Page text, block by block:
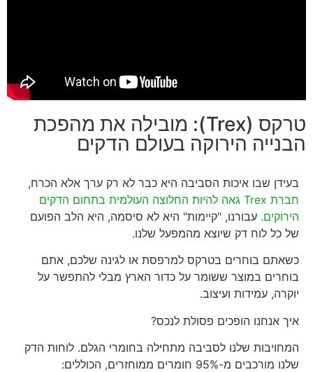
טרקס (Trex): מובילה את מהפכת
הבנייה הירוקה בעולם הדקים
בעידן שבו איכות הסביבה היא כבר לא רק ערך אלא הכרח,
חברת Trex גאה להיות החלוצה העולמית בתחום הדקים
הירוקים. עבורנו, "קיימות" היא לא סיסמה, היא הלב הפועם
של כל לוח דק שיוצא מהמפעל שלנו.
כשאתם בוחרים בטרקס למרפסת או לגינה שלכם, אתם
בוחרים במוצר ששומר על כדור הארץ מבלי להתפשר על
יוקרה, עמידות ועיצוב.
איך אנחנו הופכים פסולת לנכס?
המחויבות שלנו לסביבה מתחילה בחומרי הגלם. לוחות הדק
שלנו מורכבים מ-95% חומרים ממוחזרים, הכוללים: